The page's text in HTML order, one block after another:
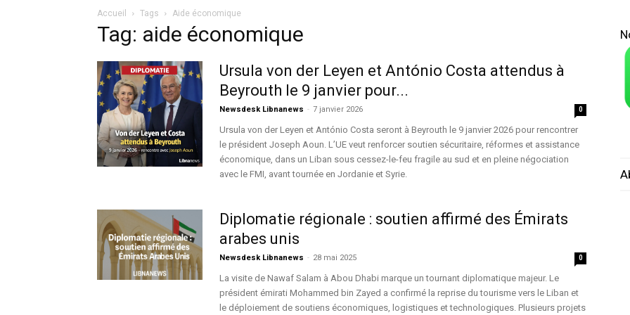
Accueil Tags Aide économique
Tag: aide économique
Ursula von der Leyen et António Costa attendus à
Beyrouth le 9 janvier pour...
Newsdesk Libnanews - 7 janvier 2026 0
Ursula von der Leyen et António Costa seront à Beyrouth le 9 janvier 2026 pour rencontrer
le président Joseph Aoun. L’UE veut renforcer soutien sécuritaire, réformes et assistance
économique, dans un Liban sous cessez-le-feu fragile au sud et en pleine négociation
avec le FMI, avant tournée en Jordanie et Syrie.
Diplomatie régionale : soutien affirmé des Émirats
arabes unis
Newsdesk Libnanews - 28 mai 2025 0
La visite de Nawaf Salam à Abou Dhabi marque un tournant diplomatique majeur. Le
président émirati Mohammed bin Zayed a confirmé la reprise du tourisme vers le Liban et
le déploiement de soutiens économiques, logistiques et technologiques. Plusieurs projets